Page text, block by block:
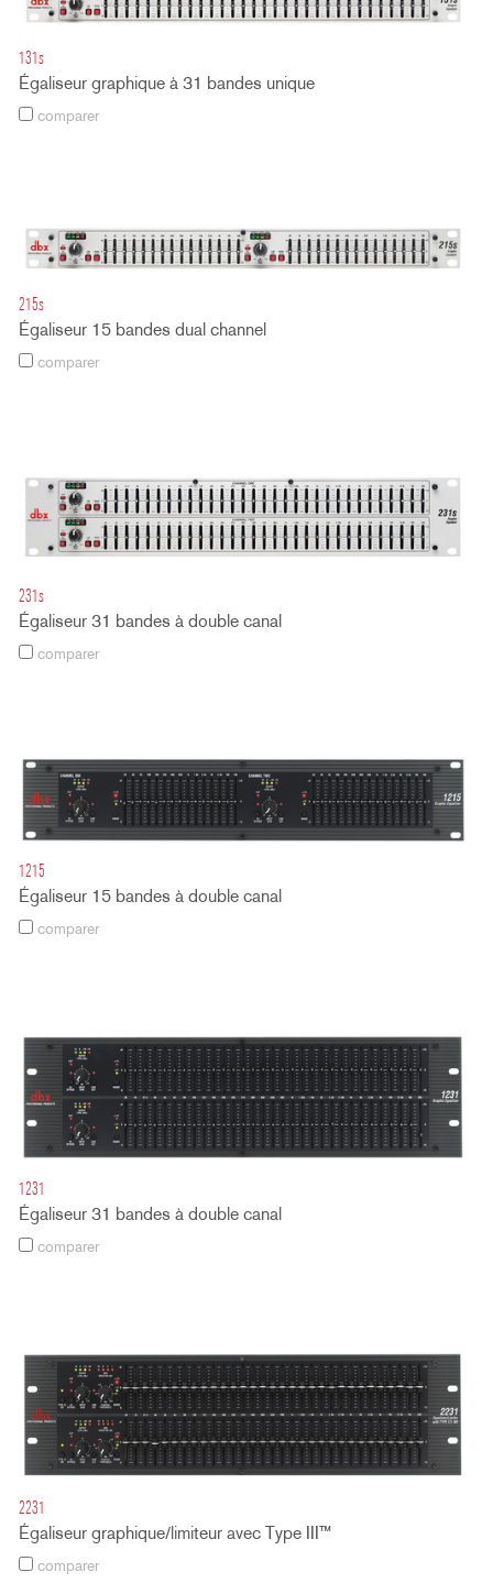
131s
Égaliseur graphique à 31 bandes unique
comparer
215s
Égaliseur 15 bandes dual channel
comparer
231s
Égaliseur 31 bandes à double canal
comparer
1215
Égaliseur 15 bandes à double canal
comparer
1231
Égaliseur 31 bandes à double canal
comparer
2231
Égaliseur graphique/limiteur avec Type III™
comparer